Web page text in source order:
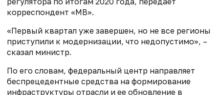
корреспондент «МВ».
«Первый квартал уже завершен, но не все регионы
приступили к модернизации, что недопустимо», –
сказал министр.
По его словам, федеральный центр направляет
беспрецедентные средства на формирование
инфраструктуры отрасли и ее обновление в